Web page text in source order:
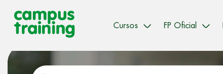
Cursos FP Oficial